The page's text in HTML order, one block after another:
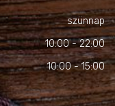
szünnap
10:00 - 22:00
10:00 - 15:00